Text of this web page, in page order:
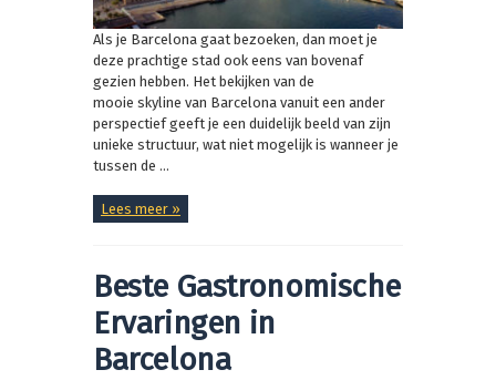
Als je Barcelona gaat bezoeken, dan moet je
deze prachtige stad ook eens van bovenaf
gezien hebben. Het bekijken van de
mooie skyline van Barcelona vanuit een ander
perspectief geeft je een duidelijk beeld van zijn
unieke structuur, wat niet mogelijk is wanneer je
tussen de ...
Lees meer »
Beste Gastronomische
Ervaringen in
Barcelona